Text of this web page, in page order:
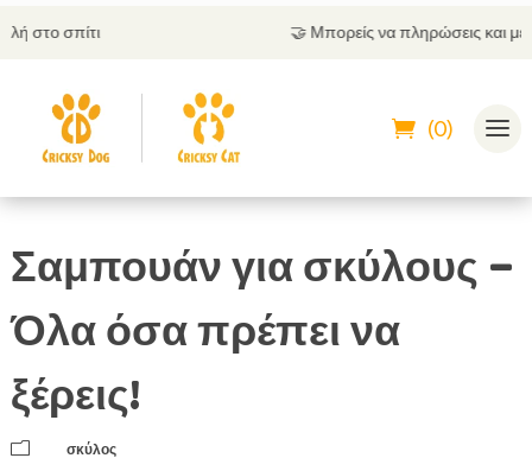
Μπορείς να πληρώσεις και με αντικαταβολή
(0)
Σαμπουάν για σκύλους –
Όλα όσα πρέπει να
ξέρεις!
m
σκύλος